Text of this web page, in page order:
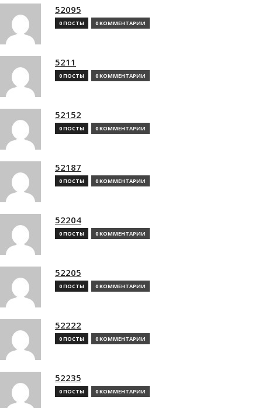
52095
0 ПОСТЫ 0 КОММЕНТАРИИ
5211
0 ПОСТЫ 0 КОММЕНТАРИИ
52152
0 ПОСТЫ 0 КОММЕНТАРИИ
52187
0 ПОСТЫ 0 КОММЕНТАРИИ
52204
0 ПОСТЫ 0 КОММЕНТАРИИ
52205
0 ПОСТЫ 0 КОММЕНТАРИИ
52222
0 ПОСТЫ 0 КОММЕНТАРИИ
52235
0 ПОСТЫ 0 КОММЕНТАРИИ